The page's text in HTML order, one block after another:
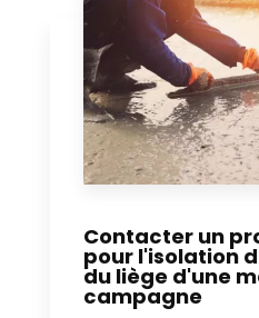
Contacter un
pour l'isolation
du liège d'une
campagne